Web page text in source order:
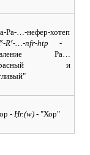
Ра-…-нефер-хотеп
Rˁ-…-nfr-htp -
Ра…
и
- Ḥr.(w) -"Хор"